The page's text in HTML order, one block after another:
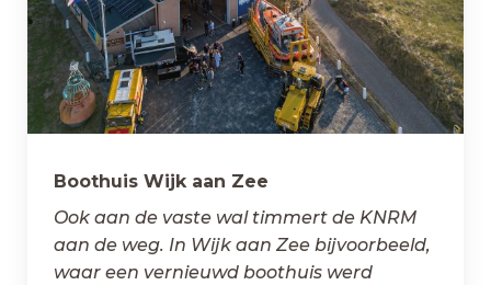
Boothuis Wijk aan Zee
Ook aan de vaste wal timmert de KNRM
aan de weg. In Wijk aan Zee bijvoorbeeld,
waar een vernieuwd boothuis werd